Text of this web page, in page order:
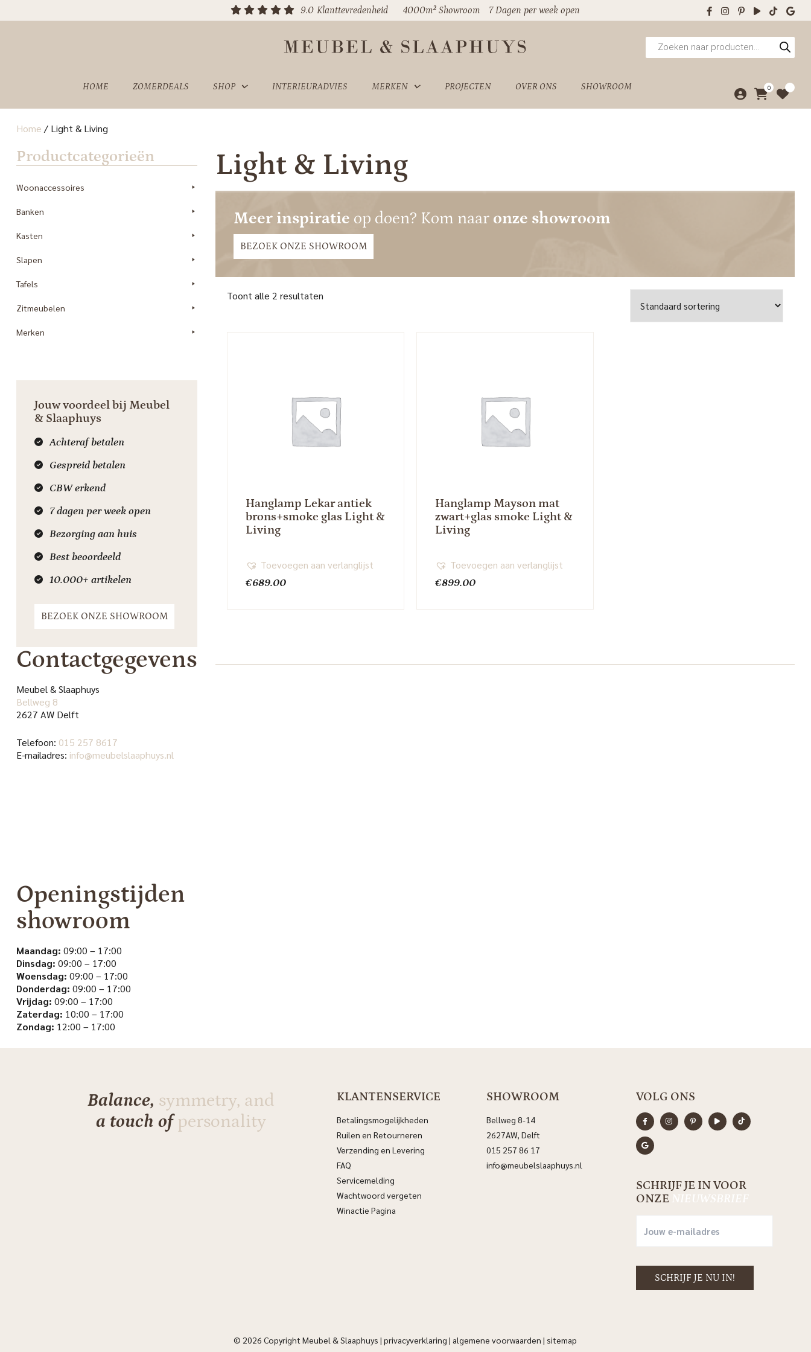
9.0 Klanttevredenheid 4000m² Showroom 7 Dagen per week open
Producten
zoeken
HOME ZOMERDEALS SHOP INTERIEURADVIES MERKEN PROJECTEN OVER ONS SHOWROOM 0
Home / Light & Living
Productcategorieën
Woonaccessoires
Banken
Kasten
Slapen
Tafels
Zitmeubelen
Merken
Jouw voordeel bij Meubel
& Slaaphuys
Achteraf betalen
Gespreid betalen
CBW erkend
7 dagen per week open
Bezorging aan huis
Best beoordeeld
10.000+ artikelen
BEZOEK ONZE SHOWROOM
Contactgegevens
Meubel & Slaaphuys
Bellweg 8
2627 AW Delft
Telefoon: 015 257 8617
E-mailadres: info@meubelslaaphuys.nl
Openingstijden
showroom
Maandag: 09:00 – 17:00
Dinsdag: 09:00 – 17:00
Woensdag: 09:00 – 17:00
Donderdag: 09:00 – 17:00
Vrijdag: 09:00 – 17:00
Zaterdag: 10:00 – 17:00
Zondag: 12:00 – 17:00
Light & Living
Meer inspiratie op doen? Kom naar onze showroom
BEZOEK ONZE SHOWROOM
Toont alle 2 resultaten
Hanglamp Lekar antiek
brons+smoke glas Light &
Living
€689.00
Toevoegen aan verlanglijst
Hanglamp Mayson mat
zwart+glas smoke Light &
Living
€899.00
Toevoegen aan verlanglijst
Balance, symmetry, and
a touch ofpersonality
KLANTENSERVICE
Betalingsmogelijkheden
Ruilen en Retourneren
Verzending en Levering
FAQ
Servicemelding
Wachtwoord vergeten
Winactie Pagina
SHOWROOM
Bellweg 8-14
2627AW, Delft
015 257 86 17
info@meubelslaaphuys.nl
VOLG ONS
SCHRIJF JE IN VOOR
ONZE NIEUWSBRIEF
© 2026 Copyright Meubel & Slaaphuys |privacyverklaring | algemene voorwaarden |sitemap